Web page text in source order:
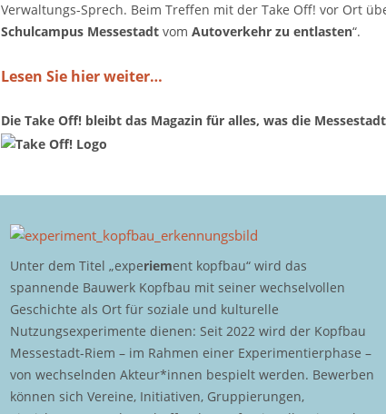
Verwaltungs-Sprech. Beim Treffen mit der Take Off! vor Ort
Schulcampus Messestadtvom Autoverkehr zu entlasten“.
Lesen Sie hier weiter…
Die Take Off! bleibt das Magazin für alles, was die
Unter dem Titel „experiement kopfbau“ wird das
spannende Bauwerk Kopfbau mit seiner wechselvollen
Geschichte als Ort für soziale und kulturelle
Nutzungsexperimente dienen: Seit 2022 wird der Kopfbau
Messestadt-Riem – im Rahmen einer Experimentierphase –
von wechselnden Akteur*innen bespielt werden. Bewerben
können sich Vereine, Initiativen, Gruppierungen,